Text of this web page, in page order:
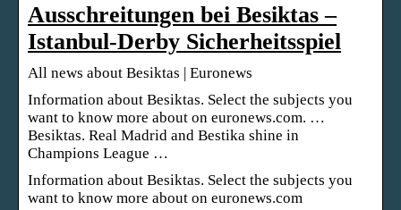
Ausschreitungen bei Besiktas –
Istanbul-Derby Sicherheitsspiel
All news about Besiktas | Euronews
Information about Besiktas. Select the subjects you
want to know more about on euronews.com. …
Besiktas. Real Madrid and Bestika shine in
Champions League …
Information about Besiktas. Select the subjects you
want to know more about on euronews.com